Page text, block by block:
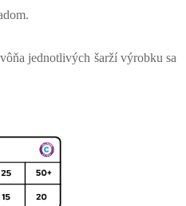
jednotlivých šarží výrobku sa